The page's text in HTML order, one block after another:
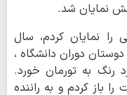
نمایان شد.
را نمایان کردم، سال
دوران دانشگاه ،
رنگ به تورمان خورد.
باز کردم و به راننده